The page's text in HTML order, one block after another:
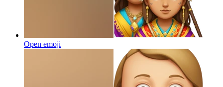
Open emoji